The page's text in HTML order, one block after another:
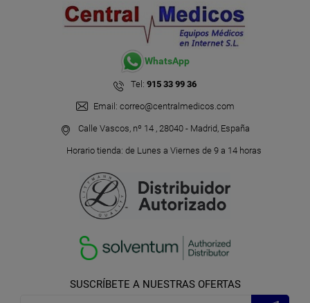
WhatsApp
Tel: 915 33 99 36
Email: correo@centralmedicos.com
Calle Vascos, nº 14 , 28040 - Madrid, España
Horario tienda: de Lunes a Viernes de 9 a 14 horas
SUSCRÍBETE A NUESTRAS OFERTAS